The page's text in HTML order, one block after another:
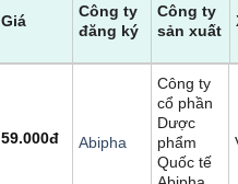
Giá
Công ty
đăng ký
Công ty
sản xuất
59.000đ Abipha
Công ty
cổ phần
Dược
phẩm
Quốc tế